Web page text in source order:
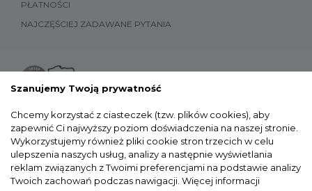
PŁATNOŚCI
NAJCZĘŚCIEJ ZADAWANE PYTANIA
Szanujemy Twoją prywatność
Chcemy korzystać z ciasteczek (tzw. plików cookies), aby
zapewnić Ci najwyższy poziom doświadczenia na naszej stronie.
Wykorzystujemy również pliki cookie stron trzecich w celu
ulepszenia naszych usług, analizy a następnie wyświetlania
reklam związanych z Twoimi preferencjami na podstawie analizy
Twoich zachowań podczas nawigacji. Więcej informacji